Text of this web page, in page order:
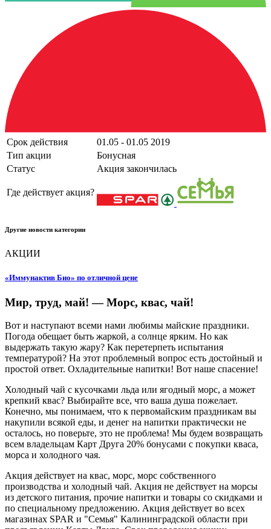
Срок действия
01.05 - 01.05 2019
Тип акции
Бонусная
Статус
Акция закончилась
Где действует акция?
Другие новости категории
АКЦИИ
«Иммунактив Био» по отличной цене
Мир, труд, май! — Морс, квас, чай!
Вот и наступают всеми нами любимы майские праздники.
Погода обещает быть жаркой, а солнце ярким. Но как
выдержать такую жару? Как перетерпеть испытания
температурой? На этот проблемный вопрос есть достойный и
простой ответ. Охладительные напитки! Вот наше спасение!
Холодный чай с кусочками льда или ягодный морс, а может
крепкий квас? Выбирайте все, что ваша душа пожелает.
Конечно, мы понимаем, что к первомайским праздникам вы
накупили всякой еды, и денег на напитки практически не
осталось, но поверьте, это не проблема! Мы будем возвращать
всем владельцам Карт Друга 20% бонусами с покупки кваса,
морса и холодного чая.
Акция действует на квас, морс, морс собственного
производства и холодный чай. Акция не действует на морсы
из детского питания, прочие напитки и товары со скидками и
по специальному предложению. Акция действует во всех
магазинах SPAR и "Семья" Калининградской области при